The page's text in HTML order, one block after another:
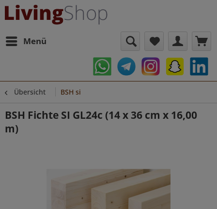
Menü
Übersicht BSH si
BSH Fichte SI GL24c (14 x 36 cm x 16,00
m)